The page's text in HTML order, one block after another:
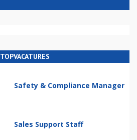
TOPVACATURES
Safety & Compliance Manager
Sales Support Staff